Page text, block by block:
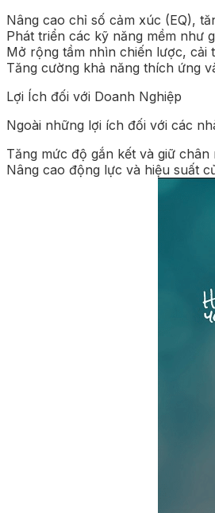
Nâng cao chỉ số cảm xúc (EQ),
Phát triển các kỹ năng mềm như
Mở rộng tầm nhìn chiến lược, cải
Tăng cường khả năng thích ứng
Lợi Ích đối với Doanh Nghiệp
Ngoài những lợi ích đối với các
Tăng mức độ gắn kết và giữ chân
Nâng cao động lực và hiệu suất